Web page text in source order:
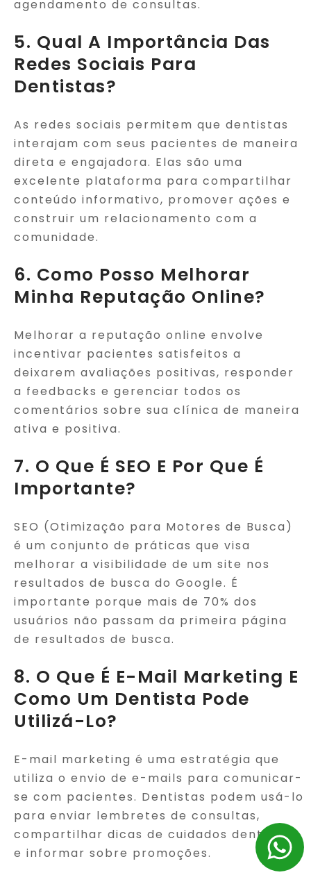
agendamento de consultas.
5. Qual A Importância Das
Redes Sociais Para
Dentistas?
As redes sociais permitem que dentistas
interajam com seus pacientes de maneira
direta e engajadora. Elas são uma
excelente plataforma para compartilhar
conteúdo informativo, promover ações e
construir um relacionamento com a
comunidade.
6. Como Posso Melhorar
Minha Reputação Online?
Melhorar a reputação online envolve
incentivar pacientes satisfeitos a
deixarem avaliações positivas, responder
a feedbacks e gerenciar todos os
comentários sobre sua clínica de maneira
ativa e positiva.
7. O Que É SEO E Por Que É
Importante?
SEO (Otimização para Motores de Busca)
é um conjunto de práticas que visa
melhorar a visibilidade de um site nos
resultados de busca do Google. É
importante porque mais de 70% dos
usuários não passam da primeira página
de resultados de busca.
8. O Que É E-Mail Marketing E
Como Um Dentista Pode
Utilizá-Lo?
E-mail marketing é uma estratégia que
utiliza o envio de e-mails para comunicar-
se com pacientes. Dentistas podem usá-lo
para enviar lembretes de consultas,
compartilhar dicas de cuidados dentários
e informar sobre promoções.